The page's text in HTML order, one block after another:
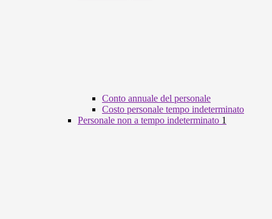
Conto annuale del personale
Costo personale tempo indeterminato
Personale non a tempo indeterminato 1